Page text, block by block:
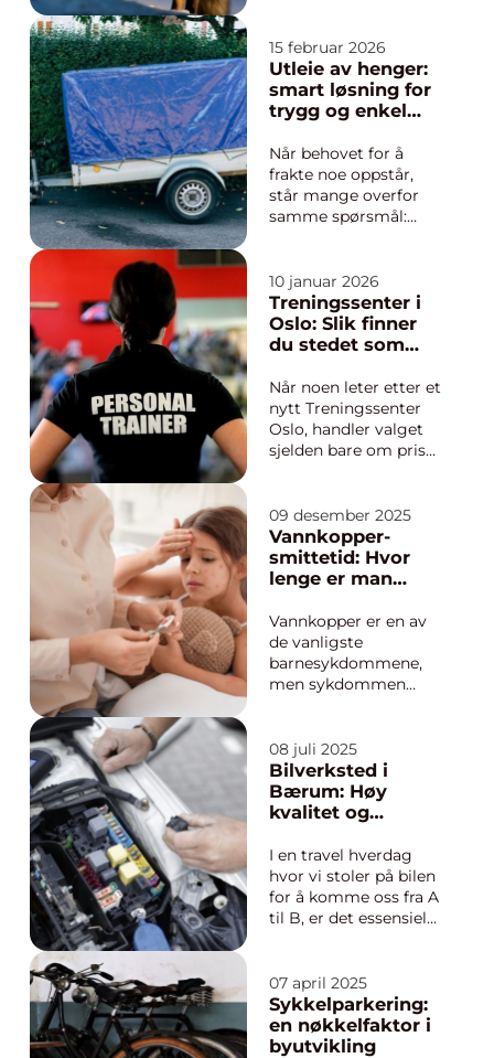
av hvert enkelt dyr,
enten det gjelder
biologisk tilhørighet
eller kjøttkvalitet i
god klassifisering gir
forutsigbar...
15 februar 2026
Utleie av henger:
smart løsning for
trygg og enkel
Når behovet for å
frakte noe oppstår,
står mange overfor
samme spørsmål:
utleie henger et bedre
valg? For de fleste
som kun trenger
henger av og til, vil
rimeligere, enklere og
mer fleksibelt....
10 januar 2026
Treningssenter i
Oslo: Slik finner
du stedet som
Når noen leter etter et
nytt Treningssenter
Oslo, handler valget
sjelden bare om pris
gulvet. Et senter som
faktisk blir brukt over
tid, gir mer enn
tilgang til vekter. Det
09 desember 2025
Vannkopper-
smittetid: Hvor
lenge er man
Vannkopper er en av
de vanligste
barnesykdommene,
men sykdommen
Spørsmålet alle stiller
når utslettet dukker
opp, er hvor lenge
man er smittsom og
vende tilbake til...
08 juli 2025
Bilverksted i
Bærum: Høy
kvalitet og
I en travel hverdag
hvor vi stoler på bilen
for å komme oss fra A
til B, er det essensielt
presisjon og kvalitet i
Bærum. Enten du
trenger en
rutinemessig EU-
07 april 2025
Sykkelparkering:
en nøkkelfaktor i
byutvikling